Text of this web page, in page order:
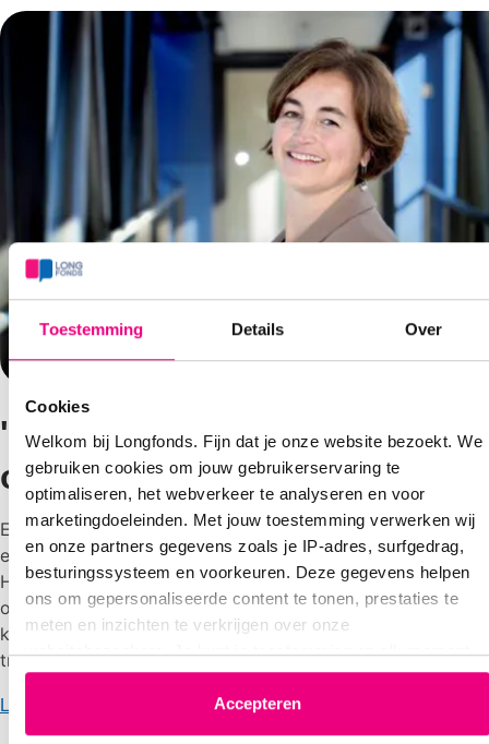
Toestemming Details Over
Cookies
Welkom bij Longfonds. Fijn dat je onze website bezoekt. We
gebruiken cookies om jouw gebruikerservaring te
optimaliseren, het webverkeer te analyseren en voor
marketingdoeleinden. Met jouw toestemming verwerken wij
en onze partners gegevens zoals je IP-adres, surfgedrag,
besturingssysteem en voorkeuren. Deze gegevens helpen
ons om gepersonaliseerde content te tonen, prestaties te
meten en inzichten te verkrijgen over onze
websitebezoekers. Je kunt je toestemming op elk moment
wijzigen of intrekken via het cookie-icoontje linksonder elke
pagina. De lijst met partners is te vinden in het tabblad
“details”.
Accepteren
'Astma voorkomen? We zijn
op de goede weg'
Er lijkt een verband te zijn tussen onze moderne levensstijl
en het ontstaan van astma. Dat zegt immunoloog
Hermelijn Smits die het internationale Longfonds
onderzoek leidt naar het voorkomen van astma bij
kinderen. ‘Als we het immuunsysteem de eerste jaren
trainen, krijgt astma minder kans.’
Lees het interview